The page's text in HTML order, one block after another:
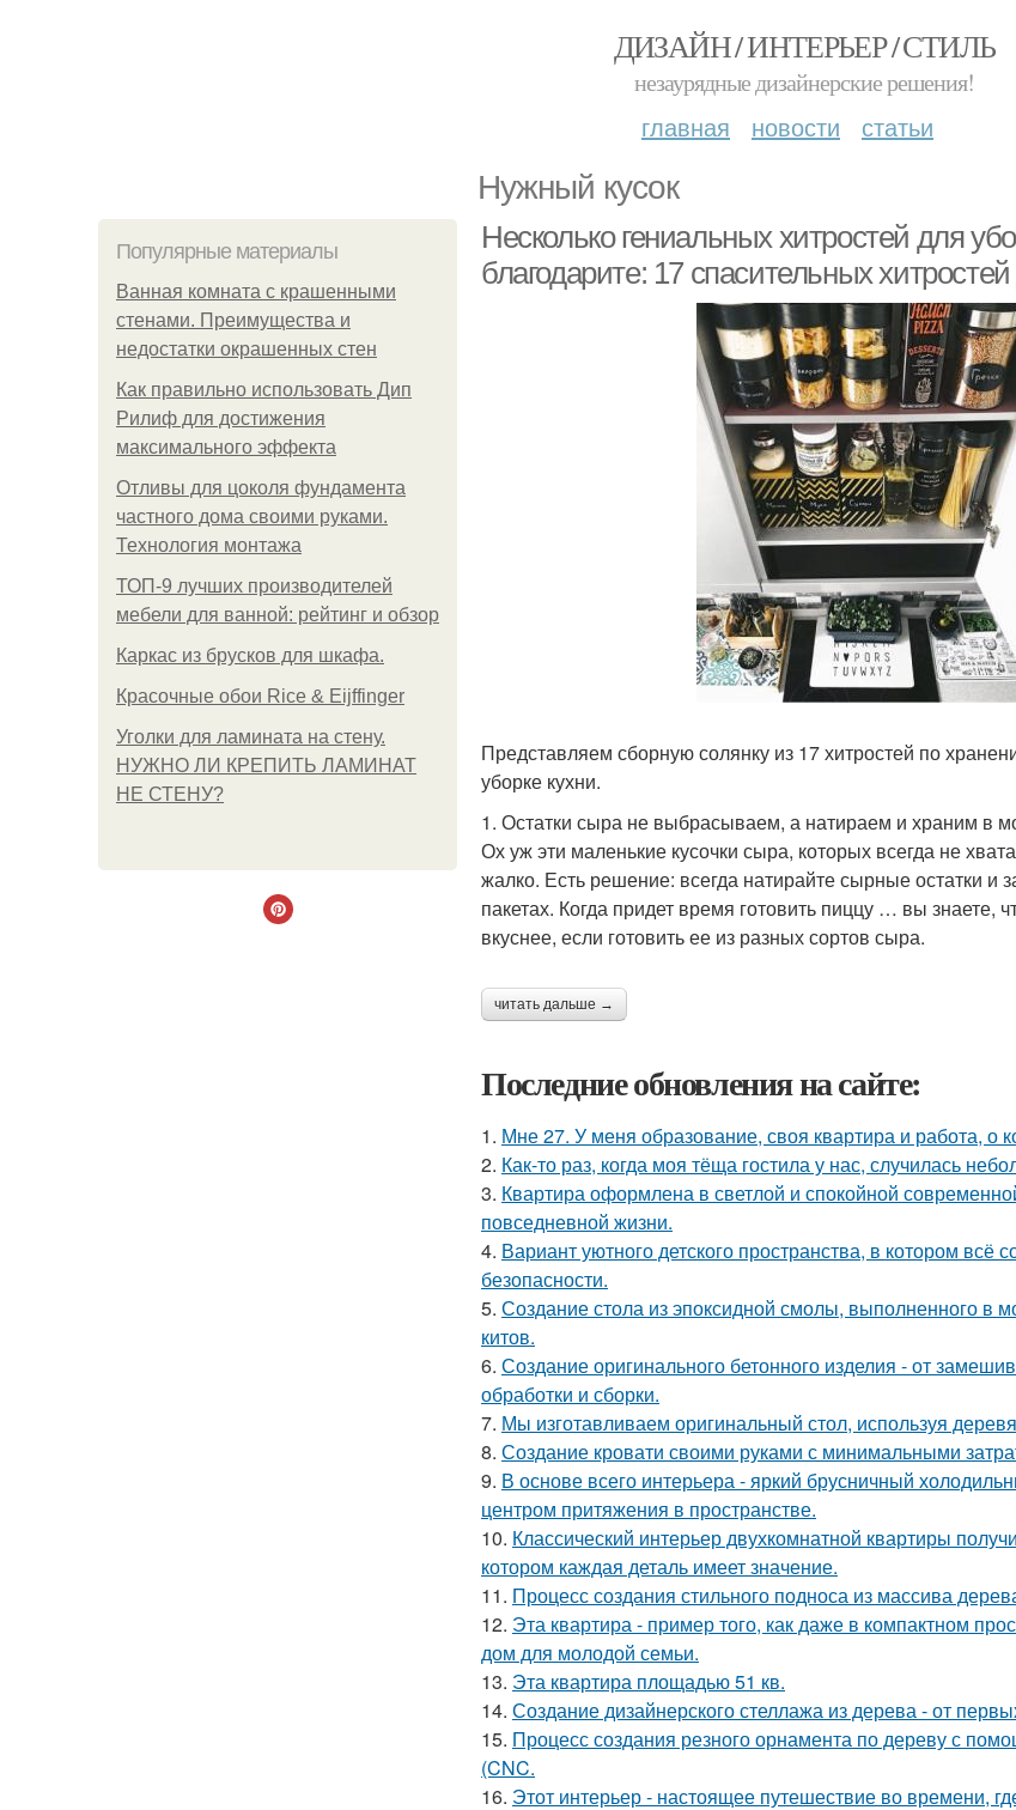
ДИЗАЙН / ИНТЕРЬЕР / СТИЛЬ
незаурядные дизайнерские решения!
главная новости статьи
Нужный кусок
Популярные материалы
Ванная комната с крашенными
стенами. Преимущества и
недостатки окрашенных стен
Как правильно использовать Дип
Рилиф для достижения
максимального эффекта
Отливы для цоколя фундамента
частного дома своими руками.
Технология монтажа
ТОП-9 лучших производителей
мебели для ванной: рейтинг и обзор
Каркас из брусков для шкафа.
Красочные обои Rice & Eijffinger
Уголки для ламината на стену.
НУЖНО ЛИ КРЕПИТЬ ЛАМИНАТ
НЕ СТЕНУ?
Несколько гениальных хитростей для
благодарите: 17 спасительных
Представляем сборную солянку из 17 хитростей по
уборке кухни.
1. Остатки сыра не выбрасываем, а натираем и храним в
Ох уж эти маленькие кусочки сыра, которых всегда не
жалко. Есть решение: всегда натирайте сырные остатки
пакетах. Когда придет время готовить пиццу … вы знаете,
вкуснее, если готовить ее из разных сортов сыра.
читать дальше →
Последние обновления на сайте:
1. Мне 27. У меня образование, своя квартира и работа, о
2. Как-то раз, когда моя тёща гостила у нас, случилась
3. Квартира оформлена в светлой и спокойной
повседневной жизни.
4. Вариант уютного детского пространства, в котором
безопасности.
5. Создание стола из эпоксидной смолы, выполненного в
китов.
6. Создание оригинального бетонного изделия - от
обработки и сборки.
7. Мы изготавливаем оригинальный стол, используя
8. Создание кровати своими руками с минимальными
9. В основе всего интерьера - яркий брусничный
центром притяжения в пространстве.
10. Классический интерьер двухкомнатной квартиры
котором каждая деталь имеет значение.
11. Процесс создания стильного подноса из массива
12. Эта квартира - пример того, как даже в компактном
дом для молодой семьи.
13. Эта квартира площадью 51 кв.
14. Создание дизайнерского стеллажа из дерева - от
15. Процесс создания резного орнамента по дереву с
(CNC.
16. Этот интерьер - настоящее путешествие во времени,